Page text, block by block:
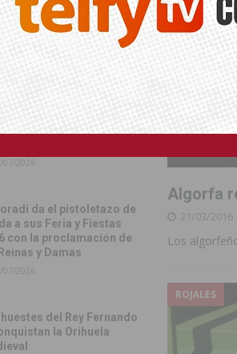
Algorfa
21/03/2016
Los
ROJALES
de la Horadada
con emoción el
aniversario de su
como municipio
07/2026
presume de raíces
el desfile del Bando
07/2026
da el pistoletazo de
a sus Feria y Fiestas
con la proclamación de
y Damas
07/2026
huestes del Rey Fernando
la Orihuela